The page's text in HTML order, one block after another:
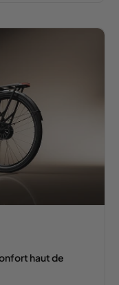
haut de